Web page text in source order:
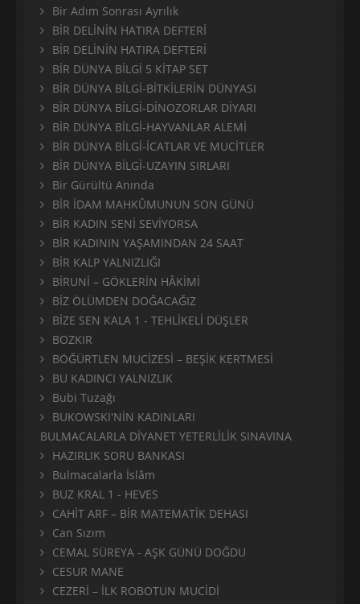
Bir Adım Sonrası Ayrılık
BİR DELİNİN HATIRA DEFTERİ
BİR DELİNİN HATIRA DEFTERİ
BİR DÜNYA BİLGİ 5 KİTAP SET
BİR DÜNYA BİLGİ-BİTKİLERİN DÜNYASI
BİR DÜNYA BİLGİ-DİNOZORLAR DİYARI
BİR DÜNYA BİLGİ-HAYVANLAR ALEMİ
BİR DÜNYA BİLGİ-İCATLAR VE MUCİTLER
BİR DÜNYA BİLGİ-UZAYIN SIRLARI
Bir Gürültü Anında
BİR İDAM MAHKÛMUNUN SON GÜNÜ
BİR KADIN SENİ SEVİYORSA
BİR KADININ YAŞAMINDAN 24 SAAT
BİR KALP YALNIZLIĞI
BİRUNİ – GÖKLERİN HÂKİMİ
BİZ ÖLÜMDEN DOĞACAĞIZ
BİZE SEN KALA 1 - TEHLİKELİ DÜŞLER
BOZKIR
BÖĞÜRTLEN MUCİZESİ – BEŞİK KERTMESİ
BU KADINCI YALNIZLIK
Bubi Tuzağı
BUKOWSKI'NİN KADINLARI
BULMACALARLA DİYANET YETERLİLİK SINAVINA
HAZIRLIK SORU BANKASI
Bulmacalarla İslâm
BUZ KRAL 1 - HEVES
CAHİT ARF – BİR MATEMATİK DEHASI
Can Sızım
CEMAL SÜREYA - AŞK GÜNÜ DOĞDU
CESUR MANE
CEZERİ – İLK ROBOTUN MUCİDİ